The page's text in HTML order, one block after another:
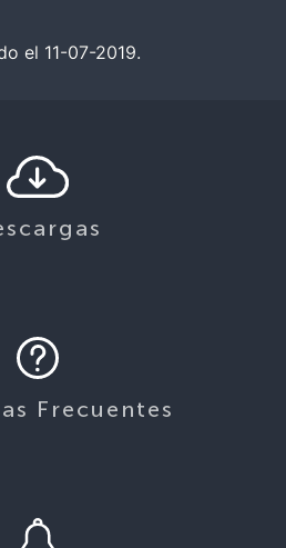
el 11-07-2019.
Frecuentes